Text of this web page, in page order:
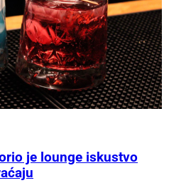
je lounge iskustvo